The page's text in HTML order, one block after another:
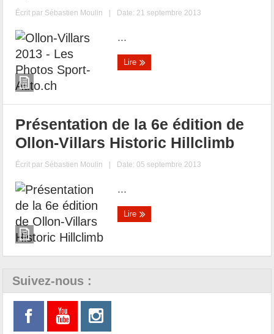
Écrit par Sébastien Moulin | Date: 21 septembre 2013
...
Lire
Présentation de la 6e édition de
Ollon-Villars Historic Hillclimb
Écrit par Sébastien Moulin | Date: 05 septembre 2013
...
Lire
Suivez-nous :